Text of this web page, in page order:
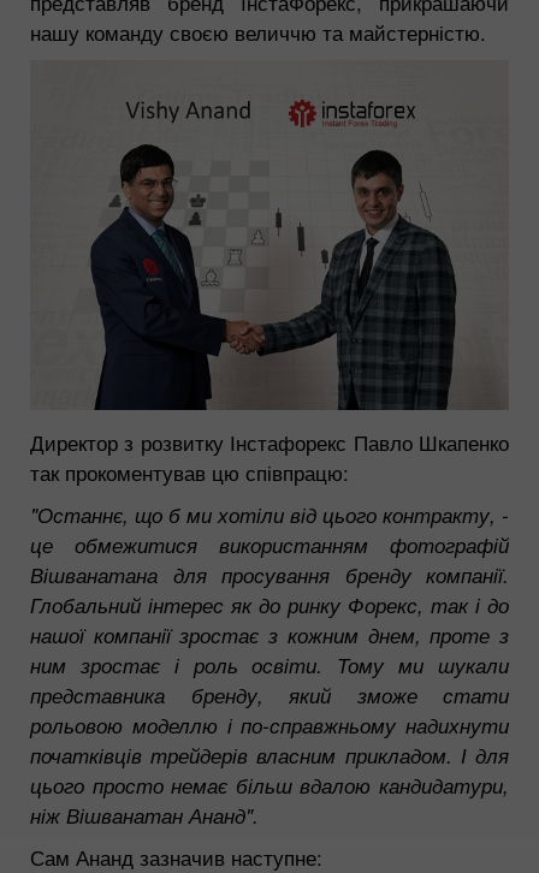
нашу команду своєю величчю та майстерністю.
Директор з розвитку Інстафорекс Павло Шкапенко
так прокоментував цю співпрацю:
"Останнє, що б ми хотіли від цього контракту, -
це обмежитися використанням фотографій
Вішванатана для просування бренду компанії.
Глобальний інтерес як до ринку Форекс, так і до
нашої компанії зростає з кожним днем, проте з
ним зростає і роль освіти. Тому ми шукали
представника бренду, який зможе стати
рольовою моделлю і по-справжньому надихнути
початківців трейдерів власним прикладом. І для
цього просто немає більш вдалою кандидатури,
ніж Вішванатан Ананд".
Сам Ананд зазначив наступне: